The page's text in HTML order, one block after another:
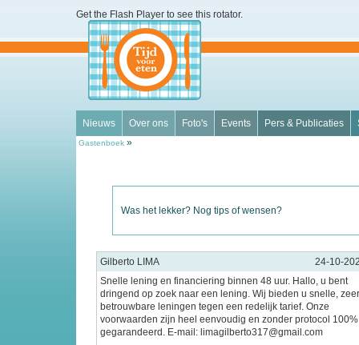
Get the Flash Player to see this rotator.
Nieuws Over ons Foto's Events Pers & Publicaties
Gastenboek »
Was het lekker? Nog tips of wensen?
Gilberto LIMA
24-10-
Snelle lening en financiering binnen 48 uur. Hallo, u bent
dringend op zoek naar een lening. Wij bieden u snelle, zeer
betrouwbare leningen tegen een redelijk tarief. Onze
voorwaarden zijn heel eenvoudig en zonder protocol 100%
gegarandeerd. E-mail: limagilberto317@gmail.com